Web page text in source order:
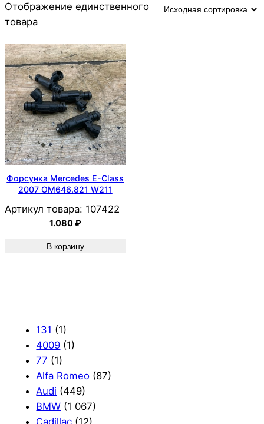
Отображение единственного
товара
Форсунка Mercedes E-Class
2007 OM646.821 W211
Артикул товара: 107422
1.080₽
В корзину
131 (1)
4009 (1)
77 (1)
Alfa Romeo (87)
Audi (449)
BMW (1 067)